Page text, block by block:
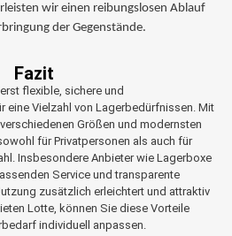
wir einen reibungslosen Ablauf
der Gegenstände.
Fazit
flexible, sichere und
eine Vielzahl von Lagerbedürfnissen. Mit
Größen und modernsten
für Privatpersonen als auch für
Insbesondere Anbieter wie Lagerboxe
Service und transparente
zusätzlich erleichtert und attraktiv
Lotte, können Sie diese Vorteile
individuell anpassen.